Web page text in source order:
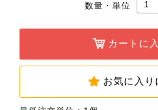
数量・単位
カートに
お気に入り